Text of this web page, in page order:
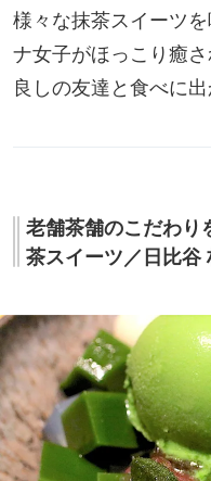
様々な抹茶スイーツ
ナ女子がほっこり癒
良しの友達と食べに
老舗茶舗のこだわり
茶スイーツ／日比谷